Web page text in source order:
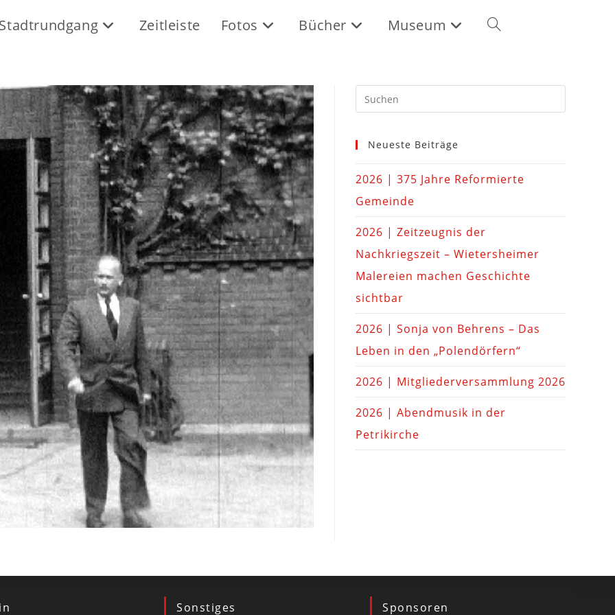
Zeitleiste Fotos Bücher Museum
Neueste Beiträge
2026 | 375 Jahre Reformierte
Gemeinde
2026 | Zeitzeugnis der
Nachkriegszeit – Wietersheimer
Malereien machen Geschichte
sichtbar
2026 | Sonja von Behrens – Das
Leben in den „Polendörfern“
2026 | Mitgliederversammlung 2026
2026 | Abendmusik in der
Petrikirche
Sonstiges Sponsoren